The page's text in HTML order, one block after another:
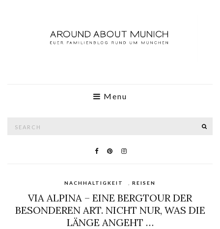
Menu
NACHHALTIGKEIT REISEN
VIA ALPINA – EINE BERGTOUR DER
BESONDEREN ART. NICHT NUR, WAS DIE
LÄNGE ANGEHT …